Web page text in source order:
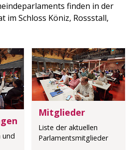
finden in der
im Schloss Köniz, Rossstall,
und
Mitglieder
Liste der aktuellen
Parlamentsmitglieder